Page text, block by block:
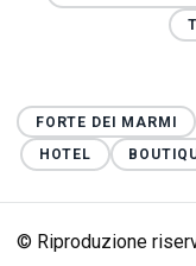
FORTE DEI MARMI
HOTEL
© Riproduzione